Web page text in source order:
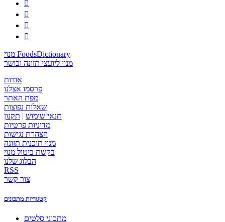




מנוי FoodsDictionary
מנוי ליועצי תזונה וכושר
אודות
פרסמו אצלנו
מפת האתר
שאלות נפוצות
תנאי שימוש | תקנון
מדיניות פרטיות
הצהרת נגישות
מנוי תוכנית תזונה
בקשת ביטול מנוי
הבלוג שלנו
RSS
צור קשר
קטגוריות מתכונים
מתכוני סלטים